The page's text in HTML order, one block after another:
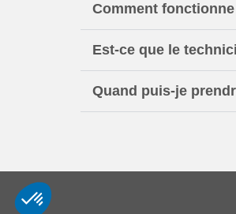
Comment
Est-ce que le
Quand puis-je